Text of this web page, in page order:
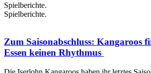
Spielberichte.
Spielberichte.
Zum Saisonabschluss: Kangaroos
Essen keinen Rhythmus